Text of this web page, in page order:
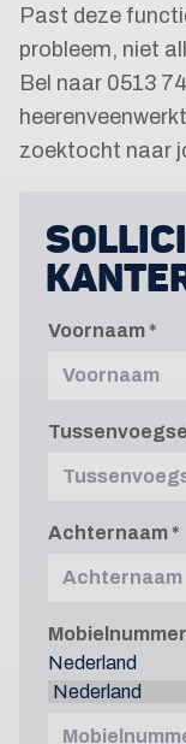
Past deze
probleem, niet
Bel naar 0513
zoektocht naar
Voornaam
Tussenvoegsel
Achternaam
Mobielnummer
Nederland